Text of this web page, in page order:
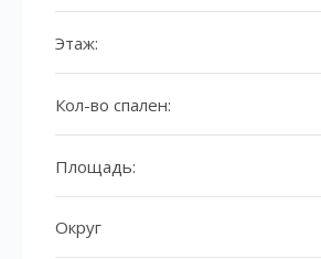
Этаж:
Кол-во спален:
Площадь:
Округ